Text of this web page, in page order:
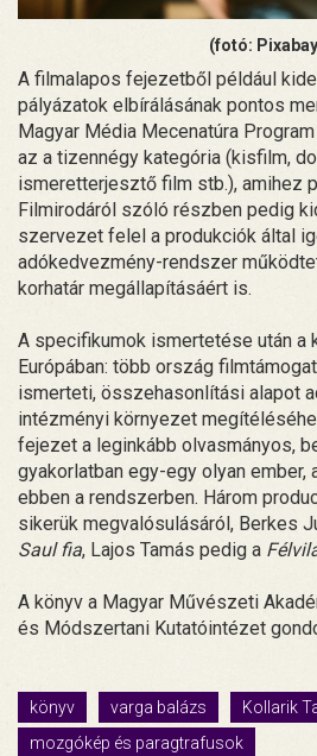
(fotó:
A filmalapos fejezetből például
pályázatok elbírálásának pontos
Magyar Média Mecenatúra
az a tizennégy kategória (kisfilm,
ismeretterjesztő film stb.), amihez
Filmirodáról szóló részben pedig
szervezet felel a produkciók által
adókedvezmény-rendszer
korhatár megállapításáért is.
A specifikumok ismertetése után a
Európában: több ország
ismerteti, összehasonlítási alapot
intézményi környezet
fejezet a leginkább olvasmányos,
gyakorlatban egy-egy olyan ember,
ebben a rendszerben. Három
sikerük megvalósulásáról, Berkes
Saul fia, Lajos Tamás pedig a
A könyv a Magyar Művészeti
és Módszertani Kutatóintézet
könyv varga balázs
Kollarik
mozgókép és paragtrafusok